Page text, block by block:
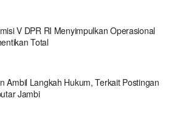
V DPR RI Menyimpulkan Operasional
Total
Ambil Langkah Hukum, Terkait Postingan
Jambi